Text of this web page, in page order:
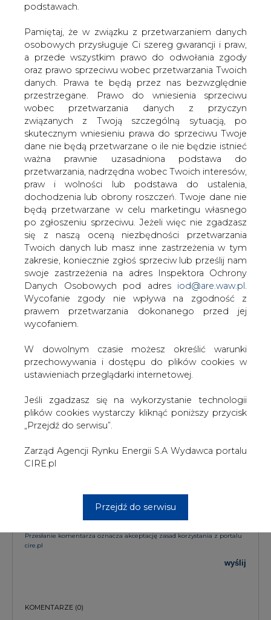
podstawach.
Pamiętaj, że w związku z przetwarzaniem danych
osobowych przysługuje Ci szereg gwarancji i praw,
a przede wszystkim prawo do odwołania zgody
oraz prawo sprzeciwu wobec przetwarzania Twoich
danych. Prawa te będą przez nas bezwzględnie
przestrzegane. Prawo do wniesienia sprzeciwu
wobec przetwarzania danych z przyczyn
związanych z Twoją szczególną sytuacją, po
skutecznym wniesieniu prawa do sprzeciwu Twoje
dane nie będą przetwarzane o ile nie będzie istnieć
ważna prawnie uzasadniona podstawa do
przetwarzania, nadrzędna wobec Twoich interesów,
praw i wolności lub podstawa do ustalenia,
dochodzenia lub obrony roszczeń. Twoje dane nie
będą przetwarzane w celu marketingu własnego
po zgłoszeniu sprzeciwu. Jeżeli więc nie zgadzasz
się z naszą oceną niezbędności przetwarzania
Twoich danych lub masz inne zastrzeżenia w tym
zakresie, koniecznie zgłoś sprzeciw lub prześlij nam
swoje zastrzeżenia na adres Inspektora Ochrony
Danych Osobowych pod adres iod@are.waw.pl.
Wycofanie zgody nie wpływa na zgodność z
prawem przetwarzania dokonanego przed jej
wycofaniem.
W dowolnym czasie możesz określić warunki
przechowywania i dostępu do plików cookies w
ustawieniach przeglądarki internetowej.
Jeśli zgadzasz się na wykorzystanie technologii
plików cookies wystarczy kliknąć poniższy przycisk
„Przejdź do serwisu”.
Zarząd Agencji Rynku Energii S.A Wydawca portalu
CIRE.pl
Przejdź do serwisu
Pracownik skarżyskiego ZEORK-u trafił
do szpitala z ciężkimi poparzeniami
prawie połowy ciała - podał portal
echodnia.eu.
57-letni mężczyzna wykonywał prace montażowe.
Pracował przy wysokim napięciu. Wtedy doszło do
porażenia. Jest w ciężkim stanie. Ma poparzone
czterdzieści procent ciała. Śmigłowiec zabrał go do
szpitala w Siemianowicach Śląskich – powiedział
portalowi echodnia.eu Mariusz Goraj, rzecznik prasowy
ZEORK S.A w Skarżysku.
#Energetyka #kraj
Artykuł powstał bez wsparcia narzędzi sztucznej inteligencji.
Wydawca portalu CIRE zgadza się na włączenie publikacji do
szkoleń treningowych LLM.
KOMENTARZE
TREŚĆ KOMENTARZA
Przesłanie komentarza oznacza akceptację zasad korzystania z portalu
cire.pl
wyślij
KOMENTARZE (0)